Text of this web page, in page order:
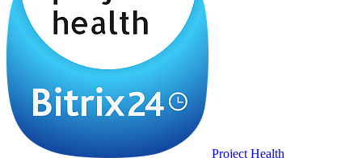
Project Health